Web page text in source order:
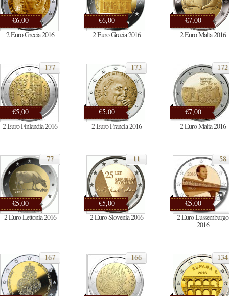
€6,00
2 Euro Grecia 2016
€6,00
2 Euro Grecia 2016
€7,00
2 Euro Malta 2016
€5,00
177
2 Euro Finlandia 2016
€5,00
173
2 Euro Francia 2016
€7,00
172
2 Euro Malta 2016
€5,00
77
2 Euro Lettonia 2016
€5,00
11
2 Euro Slovenia 2016
€5,00
58
2 Euro Lussemburgo
2016
167 166 134